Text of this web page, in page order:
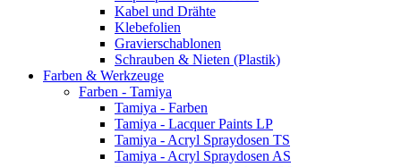
Kabel und Drähte
Klebefolien
Gravierschablonen
Schrauben & Nieten (Plastik)
Farben & Werkzeuge
Farben - Tamiya
Tamiya - Farben
Tamiya - Lacquer Paints LP
Tamiya - Acryl Spraydosen TS
Tamiya - Acryl Spraydosen AS